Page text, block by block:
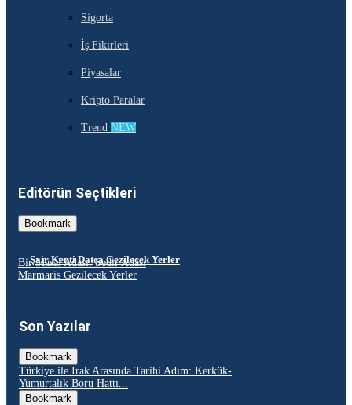
Sigorta
İş Fikirleri
Piyasalar
Kripto Paralar
Trend NEW
Editörün Seçtikleri
Bookmark
Şair Kenti Datça Gezilecek Yerler
Bir Masal Adası: Sedir Adası
Marmaris Gezilecek Yerler
Son Yazılar
Bookmark
Türkiye ile Irak Arasında Tarihi Adım: Kerkük-
Yumurtalık Boru Hattı...
Bookmark